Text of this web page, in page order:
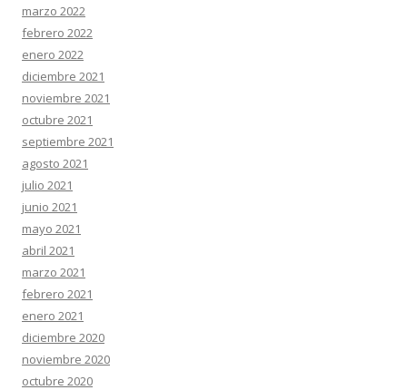
marzo 2022
febrero 2022
enero 2022
diciembre 2021
noviembre 2021
octubre 2021
septiembre 2021
agosto 2021
julio 2021
junio 2021
mayo 2021
abril 2021
marzo 2021
febrero 2021
enero 2021
diciembre 2020
noviembre 2020
octubre 2020